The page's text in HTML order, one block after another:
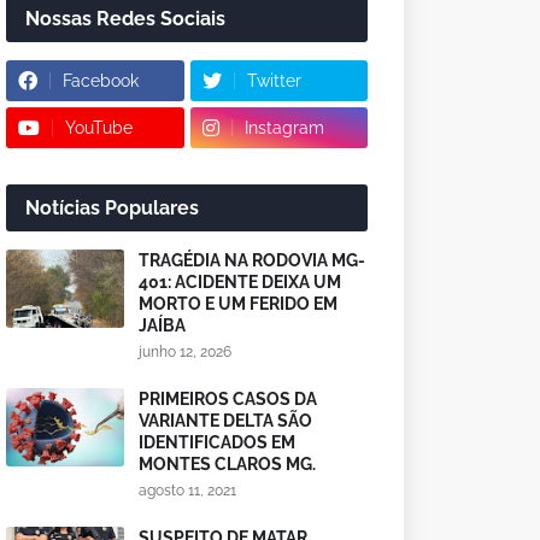
Nossas Redes Sociais
Facebook Twitter
YouTube Instagram
Notícias Populares
TRAGÉDIA NA RODOVIA MG-
401: ACIDENTE DEIXA UM
MORTO E UM FERIDO EM
JAÍBA
junho 12, 2026
PRIMEIROS CASOS DA
VARIANTE DELTA SÃO
IDENTIFICADOS EM
MONTES CLAROS MG.
agosto 11, 2021